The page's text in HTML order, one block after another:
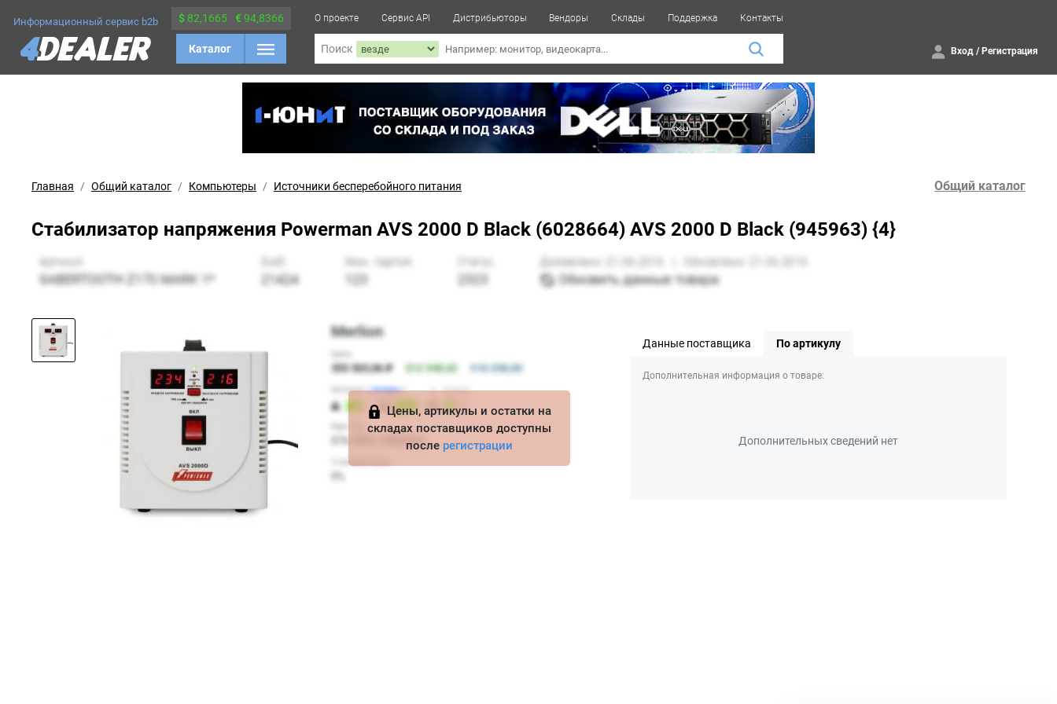
Информационный сервис b2b $ 82,1665 €94,8366
Каталог
О проекте Сервис API Дистрибьюторы Вендоры Склады Поддержка Контакты
Поиск Вход / Регистрация
Главная Общий каталог Компьютеры Источники бесперебойного питания Общий каталог
Стабилизатор напряжения Powerman AVS 2000 D Black (6028664) AVS 2000 D Black (945963) {4}
Цены, артикулы и остатки на
складах поставщиков доступны
после регистрации
Данные поставщика По артикулу
Дополнительная информация о товаре:
Дополнительных сведений нет